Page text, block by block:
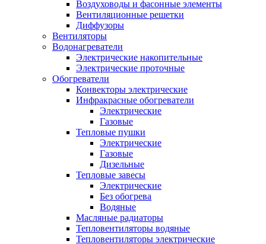
Воздуховоды и фасонные элементы
Вентиляционные решетки
Диффузоры
Вентиляторы
Водонагреватели
Электрические накопительные
Электрические проточные
Обогреватели
Конвекторы электрические
Инфракрасные обогреватели
Электрические
Газовые
Тепловые пушки
Электрические
Газовые
Дизельные
Тепловые завесы
Электрические
Без обогрева
Водяные
Масляные радиаторы
Тепловентиляторы водяные
Тепловентиляторы электрические